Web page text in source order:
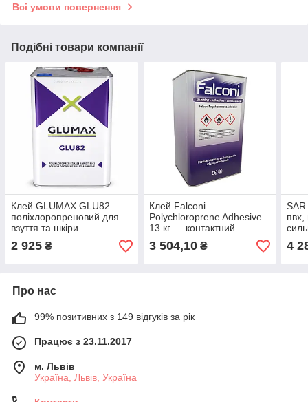
Всі умови повернення
Подібні товари компанії
Клей GLUMAX GLU82
поліхлоропреновий для
взуття та шкіри
2 925 ₴
Клей Falconi
Polychloroprene Adhesive
13 кг — контактний
поліхлоропреновий клей
для взуття та меблів
3 504,10₴
SAR
пвх,
4
Про нас
99% позитивних з 149 відгуків за рік
Працює з 23.11.2017
м. Львів
Україна, Львів, Україна